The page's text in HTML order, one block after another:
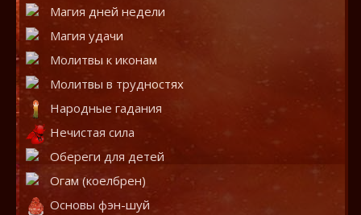
Магия дней недели
Магия удачи
Молитвы к иконам
Молитвы в трудностях
Народные гадания
Нечистая сила
Обереги для детей
Огам (коелбрен)
Основы фэн-шуй